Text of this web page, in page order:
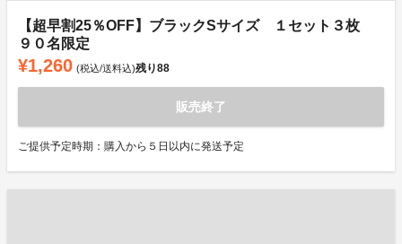
【超早割25％OFF】ブラックSサイズ １セット３枚
９０名限定
¥1,260 (税込/送料込)残り88
販売終了
ご提供予定時期：購入から５日以内に発送予定